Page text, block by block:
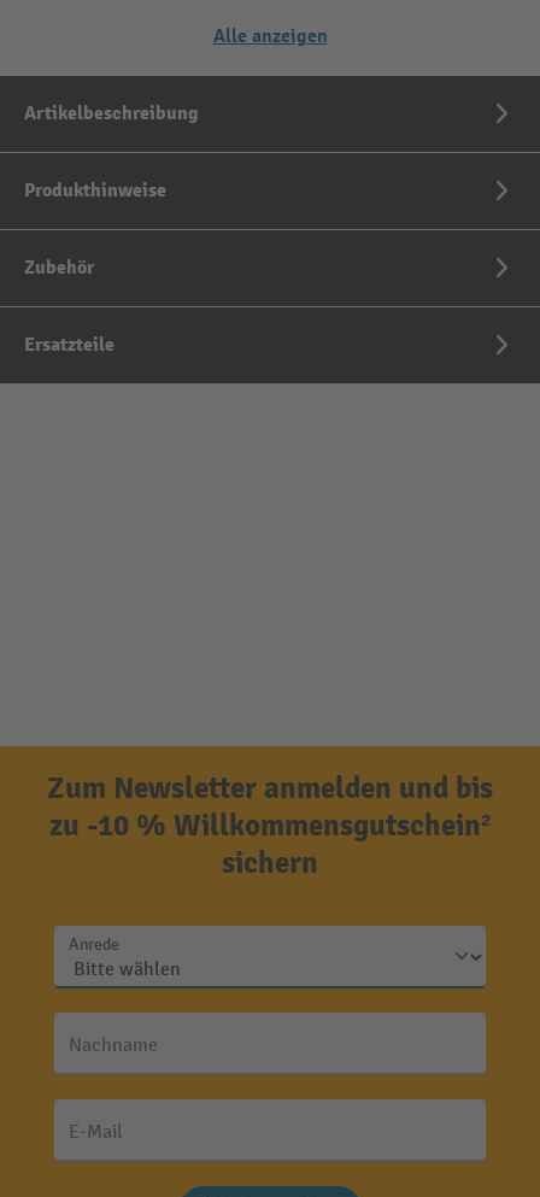
Alle anzeigen
Artikelbeschreibung
Produkthinweise
Zubehör
Ersatzteile
Zum Newsletter anmelden und bis
zu -10 % Willkommensgutschein²
sichern
Anrede
Nachname
E-Mail